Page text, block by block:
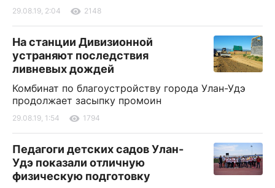
29.08.19, 2:04 2148
На станции Дивизионной
устраняют последствия
ливневых дождей
Комбинат по благоустройству города Улан-Удэ
продолжает засыпку промоин
29.08.19, 1:54 1794
Педагоги детских садов Улан-
Удэ показали отличную
физическую подготовку